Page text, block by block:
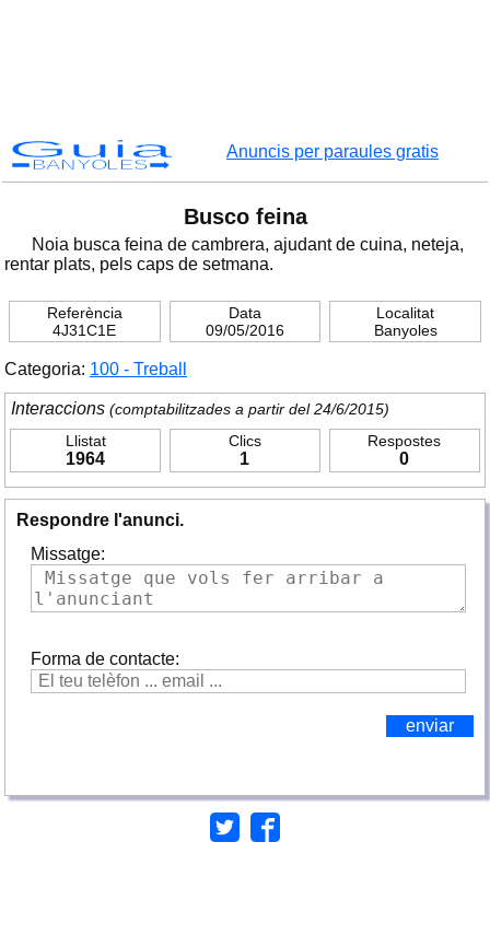
Guia
BANYOLES
Anuncis per paraules gratis
Busco feina
Noia busca feina de cambrera, ajudant de cuina, neteja,
rentar plats, pels caps de setmana.
Referència
4J31C1E
Data
09/05/2016
Localitat
Banyoles
Categoria: 100 - Treball
Interaccions (comptabilitzades a partir del 24/6/2015)
Llistat
1964
Clics
1
Respostes
0
Respondre l'anunci.
Missatge:
Forma de contacte: